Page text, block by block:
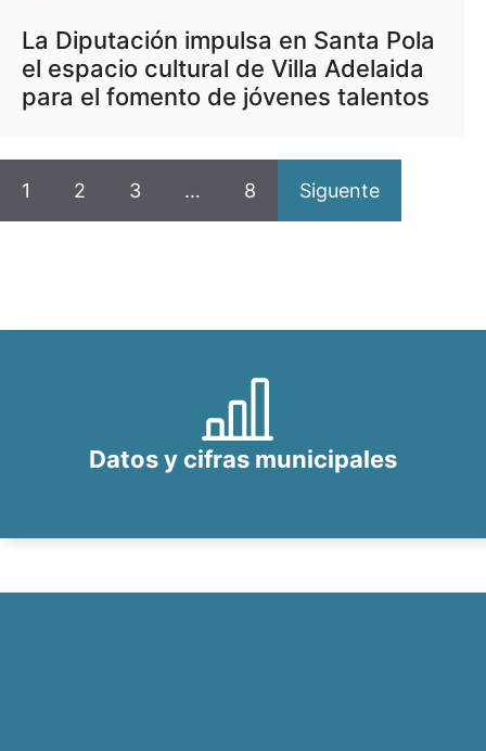
La Diputación impulsa en Santa Pola
el espacio cultural de Villa Adelaida
para el fomento de jóvenes talentos
1 2 3 … 8 Siguente
Datos y cifras municipales